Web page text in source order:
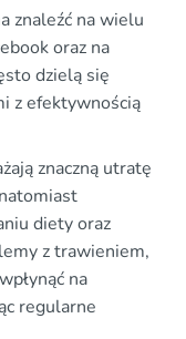
znaleźć na wielu
oraz na
dzielą się
z efektywnością
znaczną utratę
diety oraz
z trawieniem,
na
regularne